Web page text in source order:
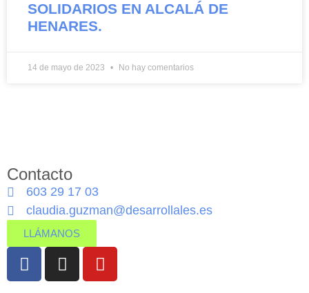
SOLIDARIOS EN ALCALÁ DE
HENARES.
14 de mayo de 2023 No hay comentarios
Contacto
603 29 17 03
claudia.guzman@desarrollales.es
LLÁMANOS